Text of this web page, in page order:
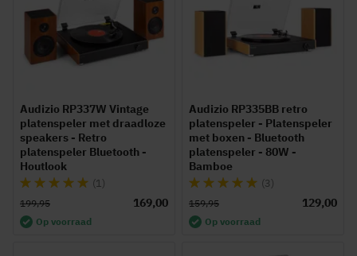
Audizio RP337W Vintage
platenspeler met draadloze
speakers - Retro
platenspeler Bluetooth -
Houtlook
Waardering:
100%
(1)
169,00
199,95
Op voorraad
Audizio RP335BB retro
platenspeler - Platenspeler
met boxen - Bluetooth
platenspeler - 80W -
Bamboe
Waardering:
100%
(3)
129,00
159,95
Op voorraad